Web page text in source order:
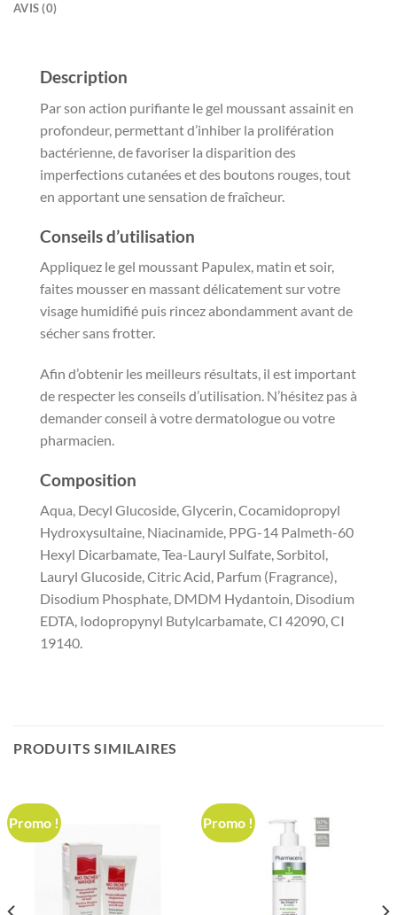
AVIS (0)
Description
Par son action purifiante le gel moussant assainit en
profondeur, permettant d’inhiber la prolifération
bactérienne, de favoriser la disparition des
imperfections cutanées et des boutons rouges, tout
en apportant une sensation de fraîcheur.
Conseils d’utilisation
Appliquez le gel moussant Papulex, matin et soir,
faites mousser en massant délicatement sur votre
visage humidifié puis rincez abondamment avant de
sécher sans frotter.
Afin d’obtenir les meilleurs résultats, il est important
de respecter les conseils d’utilisation. N’hésitez pas à
demander conseil à votre dermatologue ou votre
pharmacien.
Composition
Aqua, Decyl Glucoside, Glycerin, Cocamidopropyl
Hydroxysultaine, Niacinamide, PPG-14 Palmeth-60
Hexyl Dicarbamate, Tea-Lauryl Sulfate, Sorbitol,
Lauryl Glucoside, Citric Acid, Parfum (Fragrance),
Disodium Phosphate, DMDM Hydantoin, Disodium
EDTA, Iodopropynyl Butylcarbamate, CI 42090, CI
19140.
PRODUITS SIMILAIRES
Promo ! Promo !